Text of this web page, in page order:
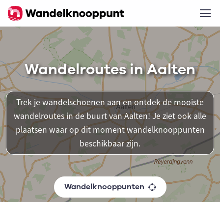
Wandelroutes in Aalten
Trek je wandelschoenen aan en ontdek de mooiste
wandelroutes in de buurt van Aalten! Je ziet ook alle
plaatsen waar op dit moment wandelknooppunten
beschikbaar zijn.
Wandelknooppunten